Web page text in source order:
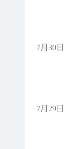
7月30日
7月29日